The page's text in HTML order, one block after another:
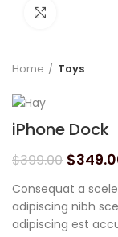
Home Toys
iPhone Dock
$399.00 $
Consequat a
adipiscing nibh
adipiscing est